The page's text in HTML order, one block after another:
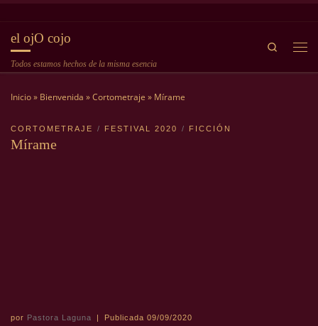
el ojO cojo
Todos estamos hechos de la misma esencia
Search
Inicio» Bienvenida »Cortometraje » Mírame
CORTOMETRAJE FESTIVAL 2020 FICCIÓN
Mírame
por Pastora Laguna | Publicada 09/09/2020